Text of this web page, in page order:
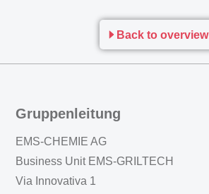
Back to overview
Gruppenleitung
EMS-CHEMIE AG
Business Unit EMS-GRILTECH
Via Innovativa 1